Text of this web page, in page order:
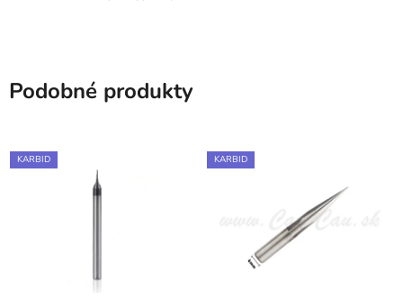
Podobné produkty
KARBID KARBID